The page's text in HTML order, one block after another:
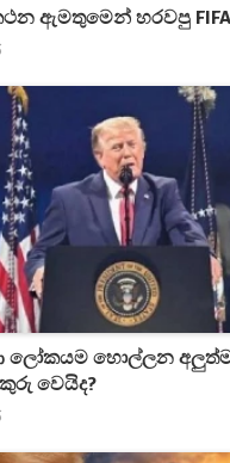
ඇමතුමෙන් හරවපු
ලෝකයම හොල්ලන
වෙයිද?